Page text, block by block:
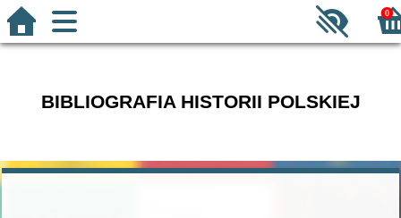
0
BIBLIOGRAFIA HISTORII POLSKIEJ